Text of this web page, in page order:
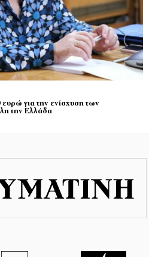
για την ενίσχυση των
την Ελλάδα